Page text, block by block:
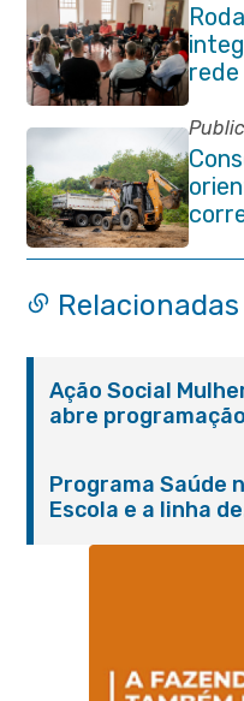
rede
Relacionadas
Ação Social
abre programação
serviços gratuitos
orientações
Programa Saúde
Escola e a linha de
Magalhães